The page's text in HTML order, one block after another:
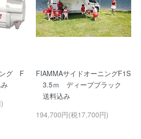
ング F
FIAMMAサイドオーニングF1S
3.5ｍ ディープブラック
送料込み
194,700円(税17,700円)